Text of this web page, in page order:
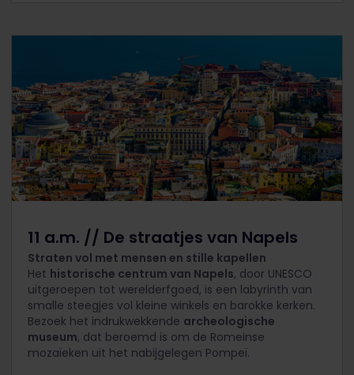
11 a.m. // De straatjes van Napels
Straten vol met mensen en stille kapellen
Het historische centrum van Napels, door UNESCO
uitgeroepen tot werelderfgoed, is een labyrinth van
smalle steegjes vol kleine winkels en barokke kerken.
Bezoek het indrukwekkende archeologische
museum, dat beroemd is om de Romeinse
mozaïeken uit het nabijgelegen Pompeï.